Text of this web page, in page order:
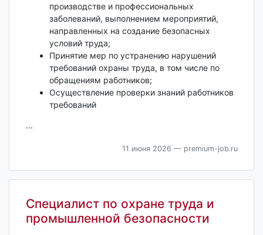
производстве и профессиональных
заболеваний, выполнением мероприятий,
направленных на создание безопасных
условий труда;
Принятие мер по устранению нарушений
требований охраны труда, в том числе по
обращениям работников;
Осуществление проверки знаний работников
требований
...
11 июня 2026 — premium-job.ru
Специалист по охране труда и
промышленной безопасности